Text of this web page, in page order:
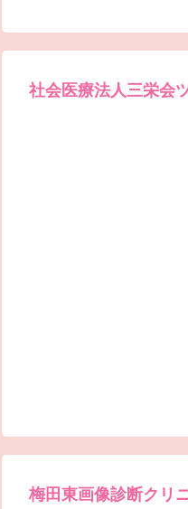
社会医療法人三栄会
梅田東画像診断クリ